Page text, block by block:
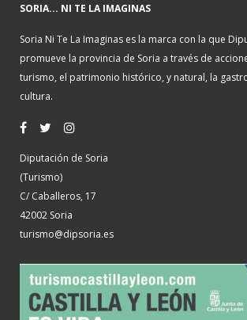
SORIA... NI TE LA IMAGINAS
Soria Ni Te La Imaginas es la marca con la que
promueve la provincia de Soria a través de
turismo, el patrimonio histórico, y natural, la
cultura.
Diputación de Soria
(Turismo)
C/ Caballeros, 17
42002 Soria
turismo@dipsoria.es